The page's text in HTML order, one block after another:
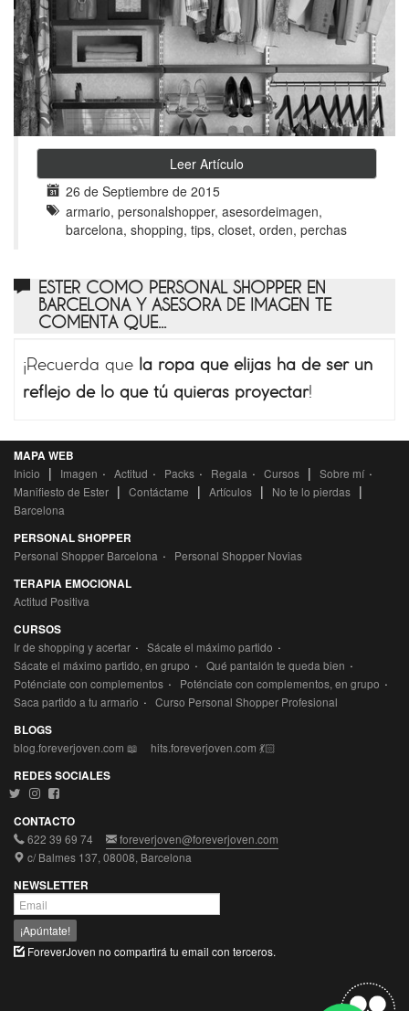
Leer Artículo
26 de Septiembre de 2015
armario, personalshopper, asesordeimagen,
barcelona, shopping, tips, closet, orden, perchas
ESTER COMO PERSONAL SHOPPER EN
BARCELONA Y ASESORA DE IMAGEN TE
COMENTA QUE...
¡Recuerda que la ropa que elijas ha de ser un
reflejo de lo que tú quieras proyectar!
MAPA WEB
Inicio
| Imagen · Actitud · Packs · Regala · Cursos | Sobre mí ·
Manifiesto de Ester | Contáctame | Artículos | No te lo pierdas |
Barcelona
PERSONAL SHOPPER
Personal Shopper Barcelona ·
Personal Shopper Novias
TERAPIA EMOCIONAL
Actitud Positiva
CURSOS
Ir de shopping y acertar · Sácate el máximo partido ·
Sácate el máximo partido, en grupo · Qué pantalón te queda bien ·
Poténciate con complementos · Poténciate con complementos, en grupo ·
Saca partido a tu armario · Curso Personal Shopper Profesional
BLOGS
blog.foreverjoven.com 📖
hits.foreverjoven.com 💃🏻
REDES SOCIALES
CONTACTO
622 39 69 74
foreverjoven@foreverjoven.com
c/ Balmes 137, 08008, Barcelona
NEWSLETTER
¡Apúntate!
ForeverJoven no compartirá tu email con terceros.